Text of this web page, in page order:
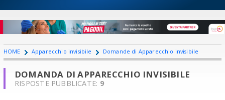
HOME Apparecchio invisibile Domande di Apparecchio invisibile
DOMANDA DI APPARECCHIO INVISIBILE
RISPOSTE PUBBLICATE: 9